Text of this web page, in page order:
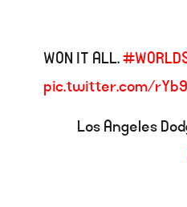
WON IT ALL.
pic.twitter.com/